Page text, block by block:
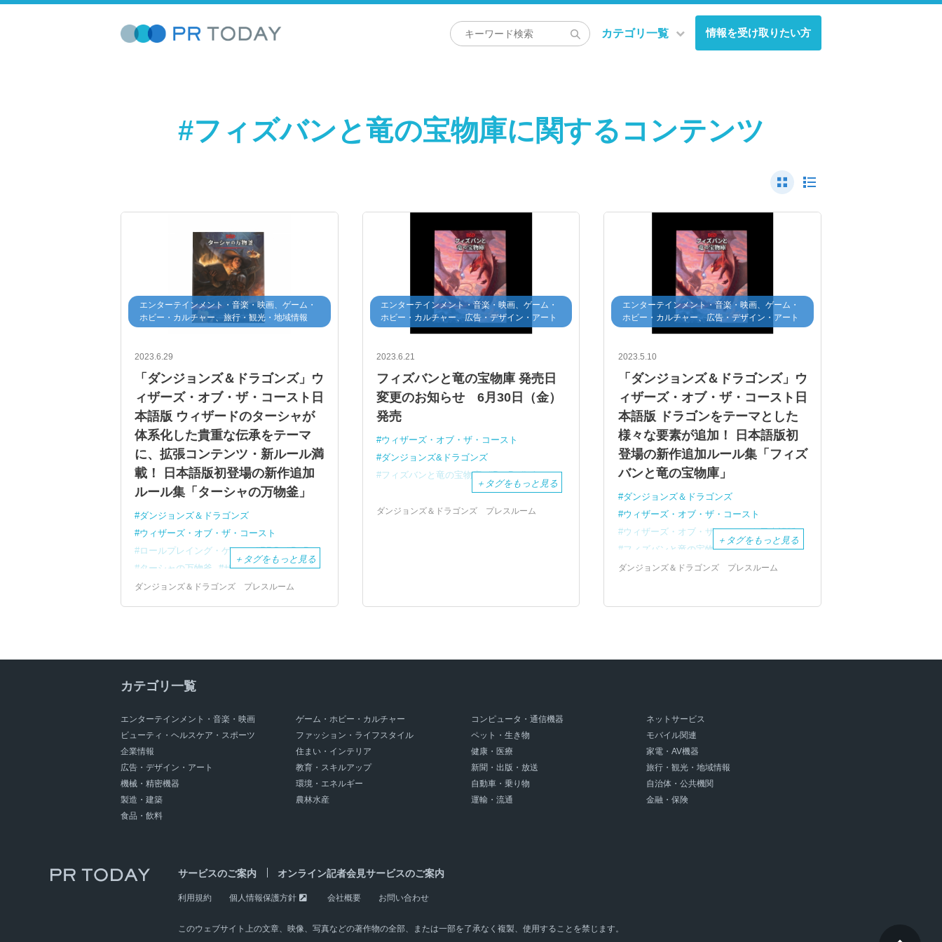
カテゴリ一覧 情報を受け取りたい方
#フィズバンと竜の宝物庫に関するコンテンツ
エンターテインメント・音楽・映画、ゲーム・
ホビー・カルチャー、旅行・観光・地域情報
2023.6.29
「ダンジョンズ＆ドラゴンズ」ウ
ィザーズ・オブ・ザ・コースト日
本語版 ウィザードのターシャが
体系化した貴重な伝承をテーマ
に、拡張コンテンツ・新ルール満
載！ 日本語版初登場の新作追加
ルール集「ターシャの万物釜」
ダンジョンズ＆ドラゴンズ
ウィザーズ・オブ・ザ・コースト
ロールプレイング・ゲーム
RPG
D&D
ターシャの万物釜
ザナサーの百科全書
フィズバンと竜の宝物庫
＋ タグをもっと見る
ダンジョンズ＆ドラゴンズ プレスルーム
エンターテインメント・音楽・映画、ゲーム・
ホビー・カルチャー、広告・デザイン・アート
2023.6.21
フィズバンと竜の宝物庫 発売日
変更のお知らせ 6月30日（金）
発売
ウィザーズ・オブ・ザ・コースト
ダンジョンズ&ドラゴンズ
フィズバンと竜の宝物庫
D＆D ゲーム
＋ タグをもっと見る
ダンジョンズ＆ドラゴンズ プレスルーム
エンターテインメント・音楽・映画、ゲーム・
ホビー・カルチャー、広告・デザイン・アート
2023.5.10
「ダンジョンズ＆ドラゴンズ」ウ
ィザーズ・オブ・ザ・コースト日
本語版 ドラゴンをテーマとした
様々な要素が追加！ 日本語版初
登場の新作追加ルール集「フィズ
バンと竜の宝物庫」
ダンジョンズ＆ドラゴンズ
ウィザーズ・オブ・ザ・コースト
ウィザーズ・オブ・ザ・コースト日本語版
フィズバンと竜の宝物庫
ロールプレイング・ゲーム
RPG
＋ タグをもっと見る
ダンジョンズ＆ドラゴンズ プレスルーム
カテゴリ一覧
エンターテインメント・音楽・映画 ゲーム・ホビー・カルチャー コンピュータ・通信機器
ネットサービス
ビューティ・ヘルスケア・スポーツ
ファッション・ライフスタイル ペット・生き物
モバイル関連
企業情報
住まい・インテリア 健康・医療
家電・AV機器
広告・デザイン・アート
教育・スキルアップ 新聞・出版・放送
旅行・観光・地域情報
機械・精密機器
環境・エネルギー 自動車・乗り物
自治体・公共機関
製造・建築
農林水産 運輸・流通
金融・保険
食品・飲料
サービスのご案内 オンライン記者会見サービスのご案内
利用規約 個人情報保護方針 会社概要 お問い合わせ
このウェブサイト上の文章、映像、写真などの著作物の全部、または一部を了承なく複製、使用することを禁じます。